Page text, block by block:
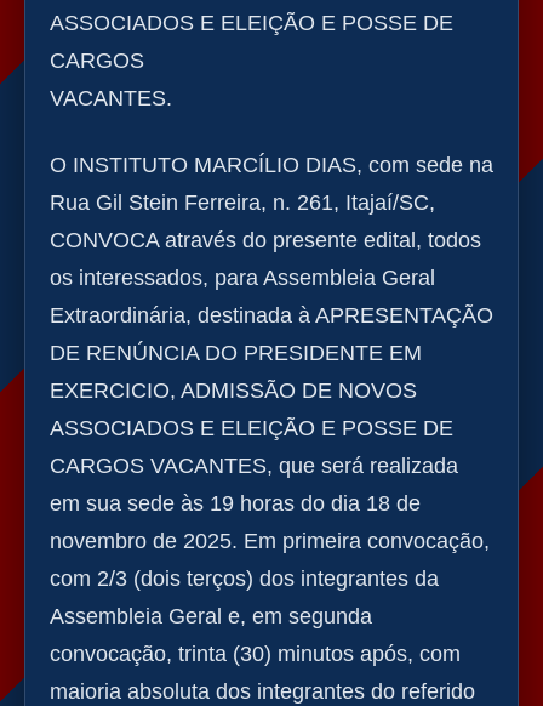
ASSOCIADOS E ELEIÇÃO E POSSE DE
CARGOS
VACANTES.
O INSTITUTO MARCÍLIO DIAS, com sede na
Rua Gil Stein Ferreira, n. 261, Itajaí/SC,
CONVOCA através do presente edital, todos
os interessados, para Assembleia Geral
Extraordinária, destinada à APRESENTAÇÃO
DE RENÚNCIA DO PRESIDENTE EM
EXERCICIO, ADMISSÃO DE NOVOS
ASSOCIADOS E ELEIÇÃO E POSSE DE
CARGOS VACANTES, que será realizada
em sua sede às 19 horas do dia 18 de
novembro de 2025. Em primeira convocação,
com 2/3 (dois terços) dos integrantes da
Assembleia Geral e, em segunda
convocação, trinta (30) minutos após, com
maioria absoluta dos integrantes do referido